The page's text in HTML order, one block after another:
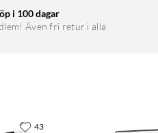
mer energi. Men 990 PRO
möjliggör
i 100 dagar
Även fri retur i alla
43